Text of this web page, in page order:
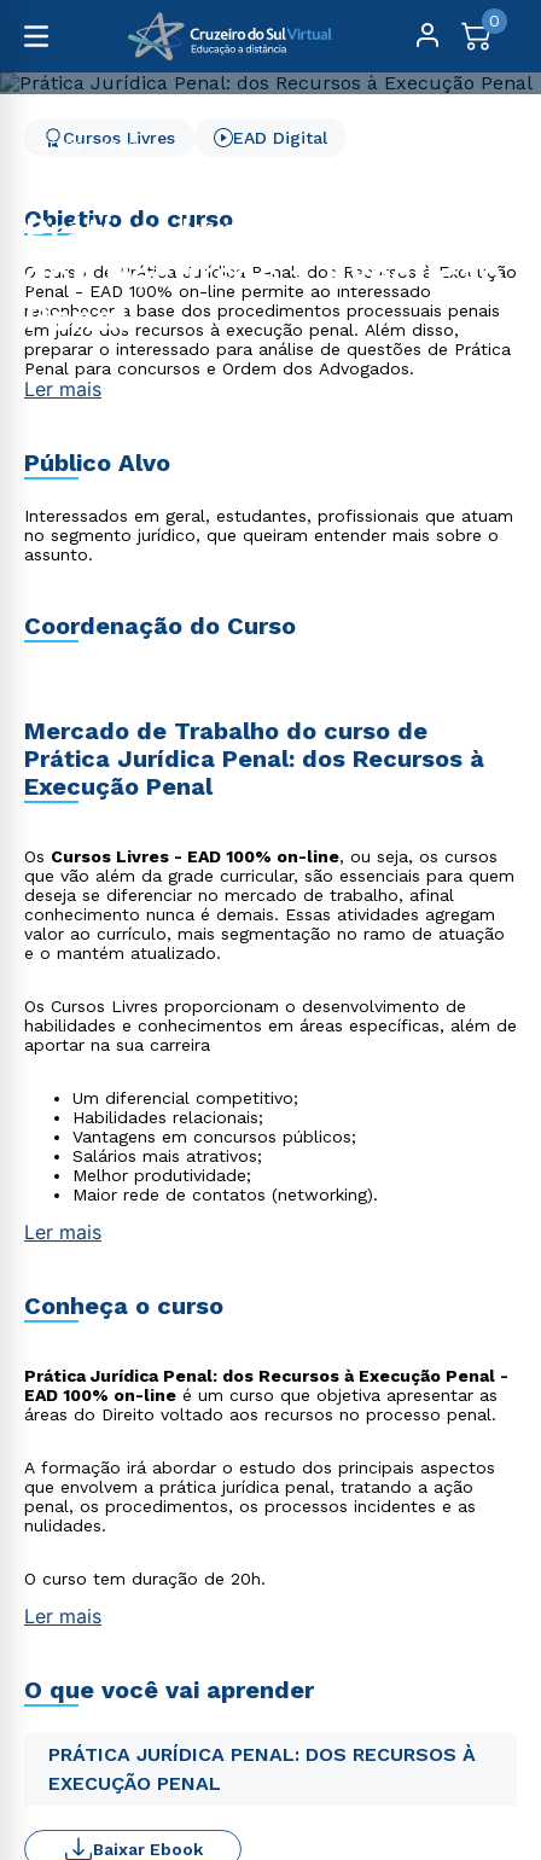
0
Cursos Livres
Prática Jurídica Penal:
dos Recursos à Execução
Penal
Cursos Livres EAD Digital
Objetivo do curso
O curso de Prática Jurídica Penal: dos Recursos à Execução
Penal - EAD 100% on-line permite ao interessado
reconhecer a base dos procedimentos processuais penais
em juízo dos recursos à execução penal. Além disso,
preparar o interessado para análise de questões de Prática
Penal para concursos e Ordem dos Advogados.
Ler mais
Público Alvo
Interessados em geral, estudantes, profissionais que atuam
no segmento jurídico, que queiram entender mais sobre o
assunto.
Coordenação do Curso
Mercado de Trabalho do curso de
Prática Jurídica Penal: dos Recursos à
Execução Penal
Os Cursos Livres - EAD 100% on-line, ou seja, os cursos
que vão além da grade curricular, são essenciais para quem
deseja se diferenciar no mercado de trabalho, afinal
conhecimento nunca é demais. Essas atividades agregam
valor ao currículo, mais segmentação no ramo de atuação
e o mantém atualizado.
Os Cursos Livres proporcionam o desenvolvimento de
habilidades e conhecimentos em áreas específicas, além de
aportar na sua carreira
Um diferencial competitivo;
Habilidades relacionais;
Vantagens em concursos públicos;
Salários mais atrativos;
Melhor produtividade;
Maior rede de contatos (networking).
Ler mais
Conheça o curso
Prática Jurídica Penal: dos Recursos à Execução Penal -
EAD 100% on-line é um curso que objetiva apresentar as
áreas do Direito voltado aos recursos no processo penal.
A formação irá abordar o estudo dos principais aspectos
que envolvem a prática jurídica penal, tratando a ação
penal, os procedimentos, os processos incidentes e as
nulidades.
O curso tem duração de 20h.
Ler mais
O que você vai aprender
PRÁTICA JURÍDICA PENAL: DOS RECURSOS À
EXECUÇÃO PENAL
Baixar Ebook